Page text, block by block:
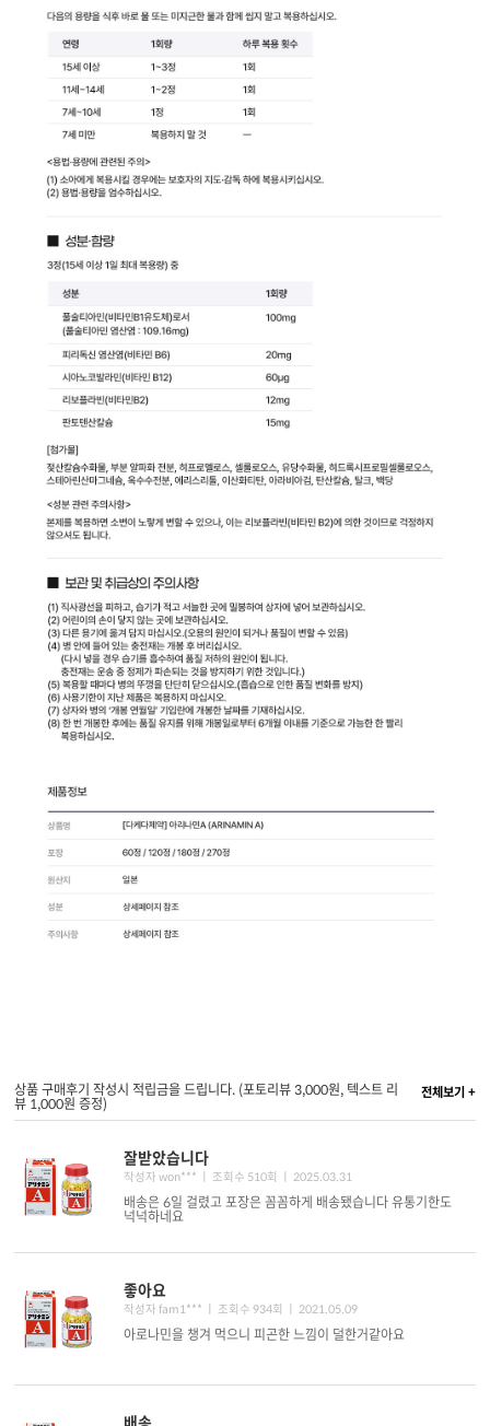
상품 구매후기 작성시 적립금을 드립니다. (포토리뷰 3,000원, 텍스트 리
뷰 1,000원 증정)
전체보기 +
잘받았습니다
작성자 won*** ㅣ 조회수 510회 ㅣ 2025.03.31
배송은 6일 걸렸고 포장은 꼼꼼하게 배송됐습니다 유통기한도
넉넉하네요
좋아요
작성자 fam1*** ㅣ 조회수 934회 ㅣ 2021.05.09
아로나민을 챙겨 먹으니 피곤한 느낌이 덜한거같아요